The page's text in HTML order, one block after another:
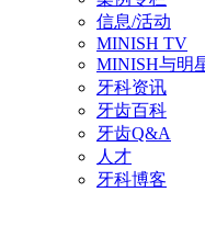
信息/活动
MINISH TV
MINISH与明
牙科资讯
牙齿百科
牙齿Q&A
人才
牙科博客